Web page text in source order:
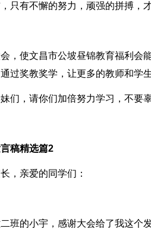
只有不懈的努力，顽强的拼搏，
，使文昌市公坡昼锦教育福利会
过奖教奖学，让更多的教师和学
们，请你们加倍努力学习，不要
稿精选篇2
，亲爱的同学们：
班的小宇，感谢大会给了我这个